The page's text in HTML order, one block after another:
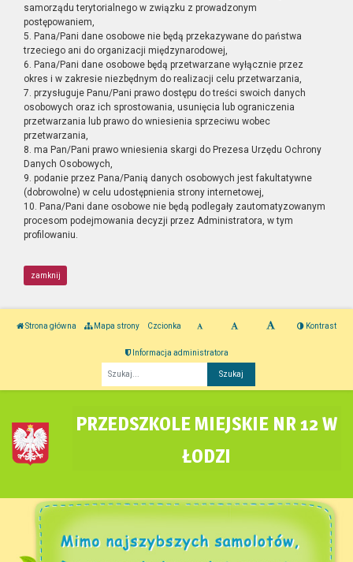
samorządu terytorialnego w związku z prowadzonym
postępowaniem,
5. Pana/Pani dane osobowe nie będą przekazywane do państwa
trzeciego ani do organizacji międzynarodowej,
6. Pana/Pani dane osobowe będą przetwarzane wyłącznie przez
okres i w zakresie niezbędnym do realizacji celu przetwarzania,
7. przysługuje Panu/Pani prawo dostępu do treści swoich danych
osobowych oraz ich sprostowania, usunięcia lub ograniczenia
przetwarzania lub prawo do wniesienia sprzeciwu wobec
przetwarzania,
8. ma Pan/Pani prawo wniesienia skargi do Prezesa Urzędu Ochrony
Danych Osobowych,
9. podanie przez Pana/Panią danych osobowych jest fakultatywne
(dobrowolne) w celu udostępnienia strony internetowej,
10. Pana/Pani dane osobowe nie będą podlegały zautomatyzowanym
procesom podejmowania decyzji przez Administratora, w tym
profilowaniu.
zamknij
Strona główna Mapa strony Czcionka Kontrast
Informacja administratora
PRZEDSZKOLE MIEJSKIE NR 12 W
ŁODZI